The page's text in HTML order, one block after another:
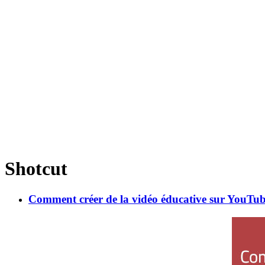
Shotcut
Comment créer de la vidéo éducative sur